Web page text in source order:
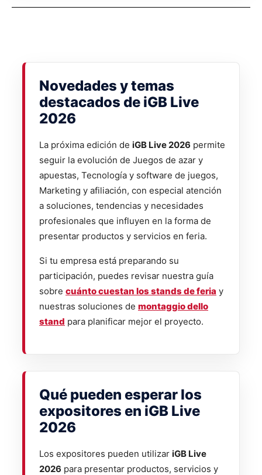
Novedades y temas
destacados de iGB Live
2026
La próxima edición de iGB Live 2026 permite
seguir la evolución de Juegos de azar y
apuestas, Tecnología y software de juegos,
Marketing y afiliación, con especial atención
a soluciones, tendencias y necesidades
profesionales que influyen en la forma de
presentar productos y servicios en feria.
Si tu empresa está preparando su
participación, puedes revisar nuestra guía
sobre cuánto cuestan los stands de feria y
nuestras soluciones de montaggio dello
stand para planificar mejor el proyecto.
Qué pueden esperar los
expositores en iGB Live
2026
Los expositores pueden utilizar iGB Live
2026 para presentar productos, servicios y